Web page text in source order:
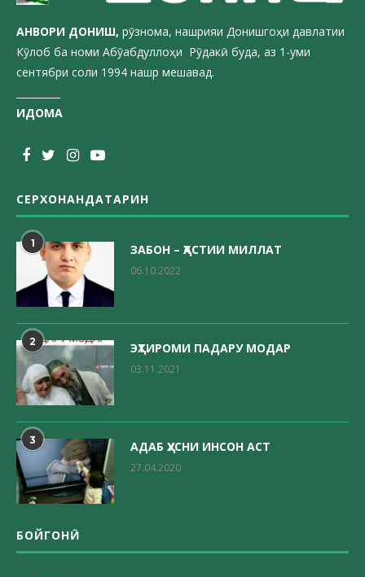
АНВОРИ ДОНИШ, рӯзнома, нашрияи Донишгоҳи давлатии
Кӯлоб ба номи Абӯабдуллоҳи Рӯдакӣ буда, аз 1-уми
сентябри соли 1994 нашр мешавад.
ИДОМА
СЕРХОНАНДАТАРИН
1 ЗАБОН – ҲАСТИИ МИЛЛАТ
06.10.2022
2 ЭҲТИРОМИ ПАДАРУ МОДАР
03.11.2021
3 АДАБ ҲУСНИ ИНСОН АСТ
27.04.2020
БОЙГОНӢ